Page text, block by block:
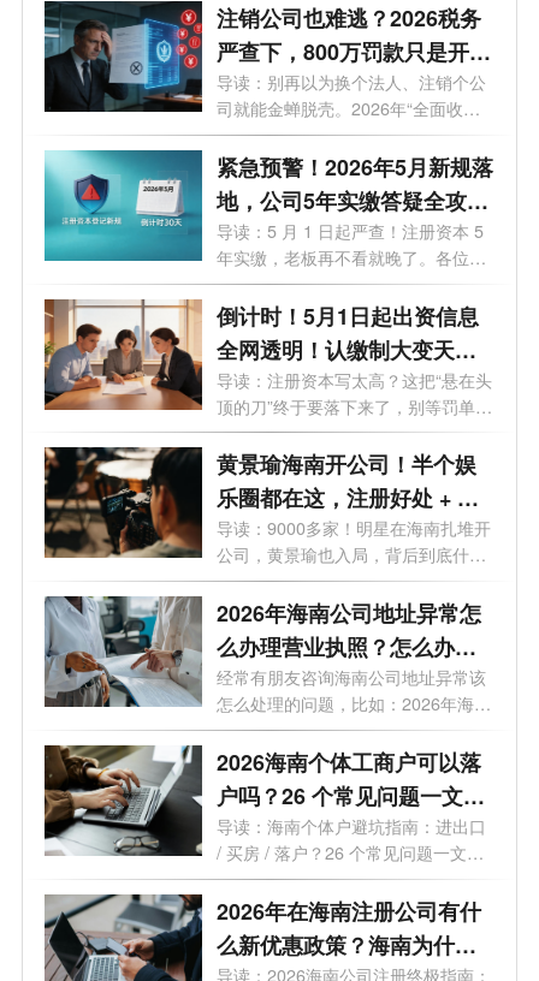
注销公司也难逃？2026税务
严查下，800万罚款只是开
始！老板们的最后自救指南
导读：别再以为换个法人、注销个公
司就能金蝉脱壳。2026年“全面收割
期”...
紧急预警！2026年5月新规落
地，公司5年实缴答疑全攻
略，老板必看避坑
导读：5 月 1 日起严查！注册资本 5
年实缴，老板再不看就晚了。各位老
板、...
倒计时！5月1日起出资信息
全网透明！认缴制大变天，
这3条“逃债路”全被封死！
导读：注册资本写太高？这把“悬在头
顶的刀”终于要落下来了，别等罚单
才...
黄景瑜海南开公司！半个娱
乐圈都在这，注册好处 + 费
用一次说清
导读：9000多家！明星在海南扎堆开
公司，黄景瑜也入局，背后到底什么
信号...
2026年海南公司地址异常怎
么办理营业执照？怎么办理
变更业务？
经常有朋友咨询海南公司地址异常该
怎么处理的问题，比如：2026年海南
公司...
2026海南个体工商户可以落
户吗？26 个常见问题一文读
懂
导读：海南个体户避坑指南：进出口
/ 买房 / 落户？26 个常见问题一文读
懂最...
2026年在海南注册公司有什
么新优惠政策？海南为什么
导读：2026海南公司注册终极指南：